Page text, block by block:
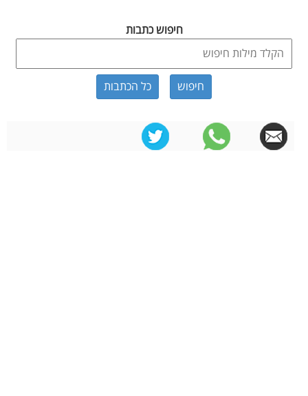
חיפוש כתבות
כל הכתבות